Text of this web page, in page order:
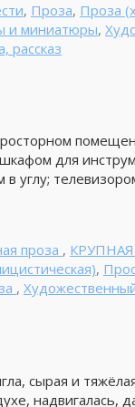
, Проза, Проза
и миниатюры,
рассказ
для
углу;
проза ,
,
,
сырая и
надвигалась,